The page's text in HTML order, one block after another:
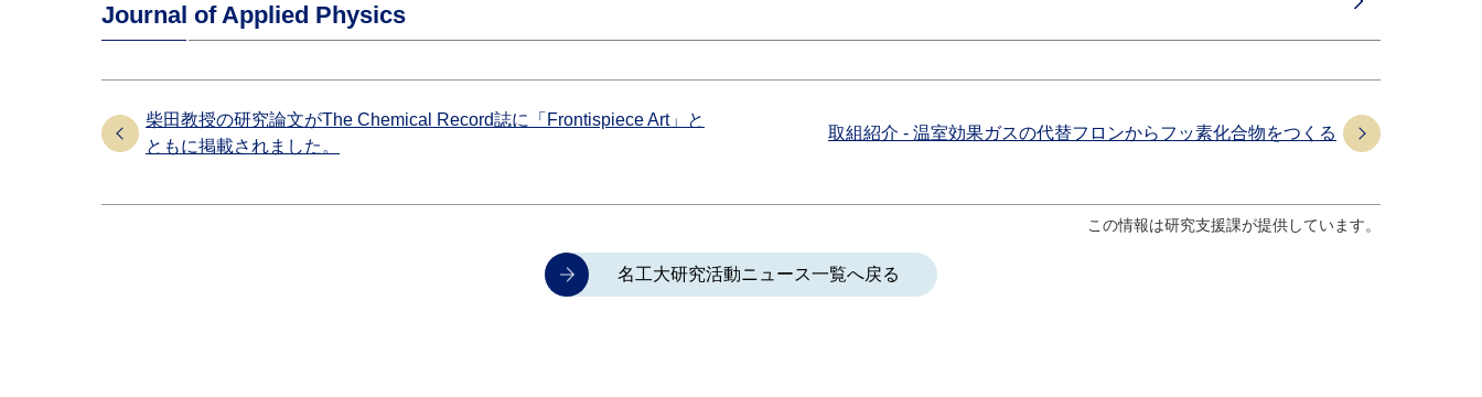
Journal of Applied Physics
柴田教授の研究論文がThe Chemical Record誌に「Frontispiece Art」と
ともに掲載されました。
取組紹介 - 温室効果ガスの代替フロンからフッ素化合物をつくる
この情報は研究支援課が提供しています。
名工大研究活動ニュース一覧へ戻る